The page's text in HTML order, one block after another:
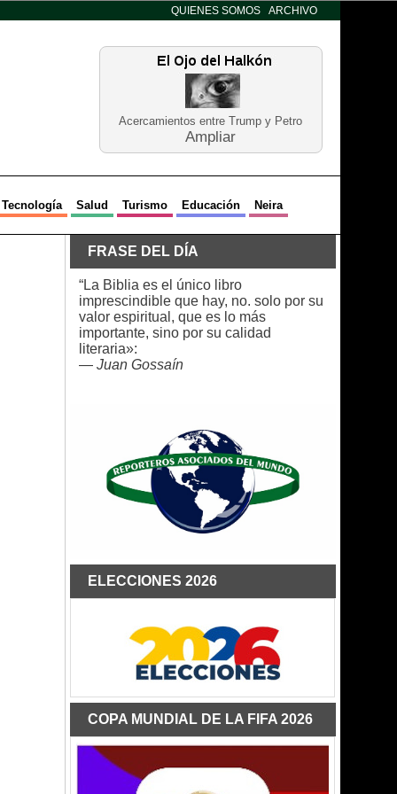
QUIENES SOMOS ARCHIVO
Acercamientos entre Trump y Petro
Ampliar
Tecnología Salud Turismo Educación Neira
FRASE DEL DÍA
“La Biblia es el único libro
imprescindible que hay, no. solo por su
valor espiritual, que es lo más
importante, sino por su calidad
literaria»:
— Juan Gossaín
ELECCIONES 2026
COPA MUNDIAL DE LA FIFA 2026